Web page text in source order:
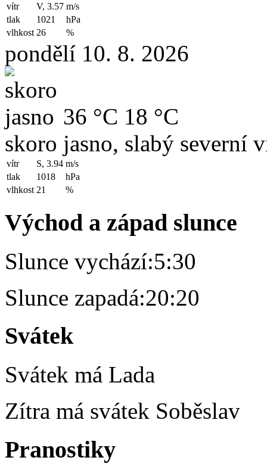
vítr V, 3.57 m/s
tlak
1021
hPa
vlhkost 26 %
pondělí 10. 8. 2026
36 °C 18 °C
skoro jasno, slabý severní
vítr S, 3.94 m/s
tlak
1018
hPa
vlhkost 21 %
Východ a západ slunce
Slunce vychází:5:30
Slunce zapadá:20:20
Svátek
Svátek má Lada
Zítra má svátek Soběslav
Pranostiky